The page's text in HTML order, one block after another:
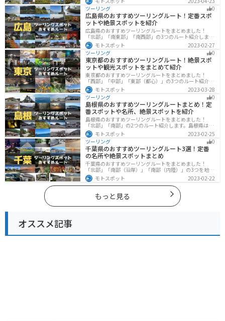
スポットが多数あります。バイクで佐渡島にツーリング
に行く際は参考にしてください。
ツーリング
0
広島県のおすすめツーリングルート！定番スポ
ットや絶景スポットを紹介
広島県のおすすめツーリングルートをまとめました！
「北部」「南東部」「南西部」の3つのルート紹介しま
す。自然豊かな山と海だけでなく、歴史的価値のある建
造物も多数あるので、飽きることなくツーリングを堪能
できます。バイクで広島県にツーリングに行く際は参考
にしてください。
モトスポット
2023-02-27
ツーリング
0
東京都のおすすめツーリングルート！絶景スポ
ットや観光スポットをまとめて紹介
東京都のおすすめツーリングルートをまとめました！
「西部」「中部」「東部（都心）」の3つのルート紹介し
ます。西に行けば奥多摩の自然、東に行けば都心スポッ
トと、自然も街も楽しめるスポットが多数あります。バ
イクで東京都にツーリングに行く際は参考にしてくださ
い。
モトスポット
2023-03-28
ツーリング
0
島根県のおすすめツーリングルートまとめ！定
番スポットや名所、絶景スポットを紹介
島根県のおすすめツーリングルートをまとめました！
「北部」「南部」の2つのルート紹介します。島根県は、
海と山が近く、1日で全然違う景色を堪能することができ
ます。バイクで島根県にツーリングに行く際は参考にし
てください。
モトスポット
2023-02-25
ツーリング
0
千葉県のおすすめツーリングルート3選！定番
の名所や絶景スポットまとめ
千葉県のおすすめツーリングルートをまとめました！
「北部」「南部（沿岸）」「南部（内陸）」の3つを地域
別で紹介します！千葉は首都圏からのアクセスも良く、
海と山どちらも堪能できるのでツーリングには最適な場
所です。
モトスポット 2023-02-22
もっと見る
オススメ記事